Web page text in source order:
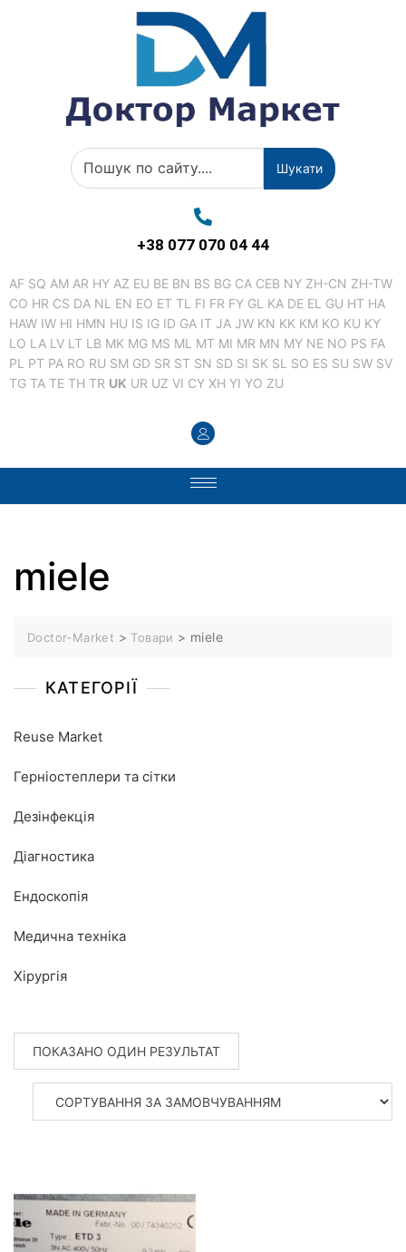
Шукати
+38 077 070 04 44
AF SQ AM AR HY AZ EU BE BN BS BG CA CEB NY ZH-CN ZH-TW
CO HR CS DA NL EN EO ET TL FI FR FY GL KA DE EL GU HT HA
HAW IW HI HMN HU IS IG ID GA IT JA JW KN KK KM KO KU KY
LO LA LV LT LB MK MG MS ML MT MI MR MN MY NE NO PS FA
PL PT PA RO RU SM GD SR ST SN SD SI SK SL SO ES SU SW SV
TG TA TE TH TR UK UR UZ VI CY XH YI YO ZU
miele
Doctor-Market > Товари > miele
КАТЕГОРІЇ
Reuse Market
Герніостеплери та сітки
Дезінфекція
Діагностика
Ендоскопія
Медична техніка
Хірургія
ПОКАЗАНО ОДИН РЕЗУЛЬТАТ